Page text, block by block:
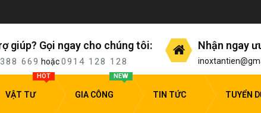
giúp? Gọi ngay cho chúng tôi:
669 hoặc0914 128 128
Nhận ngay
VẬT TƯ
HOT
GIA CÔNG
NEW
TIN TỨC TUYỂN